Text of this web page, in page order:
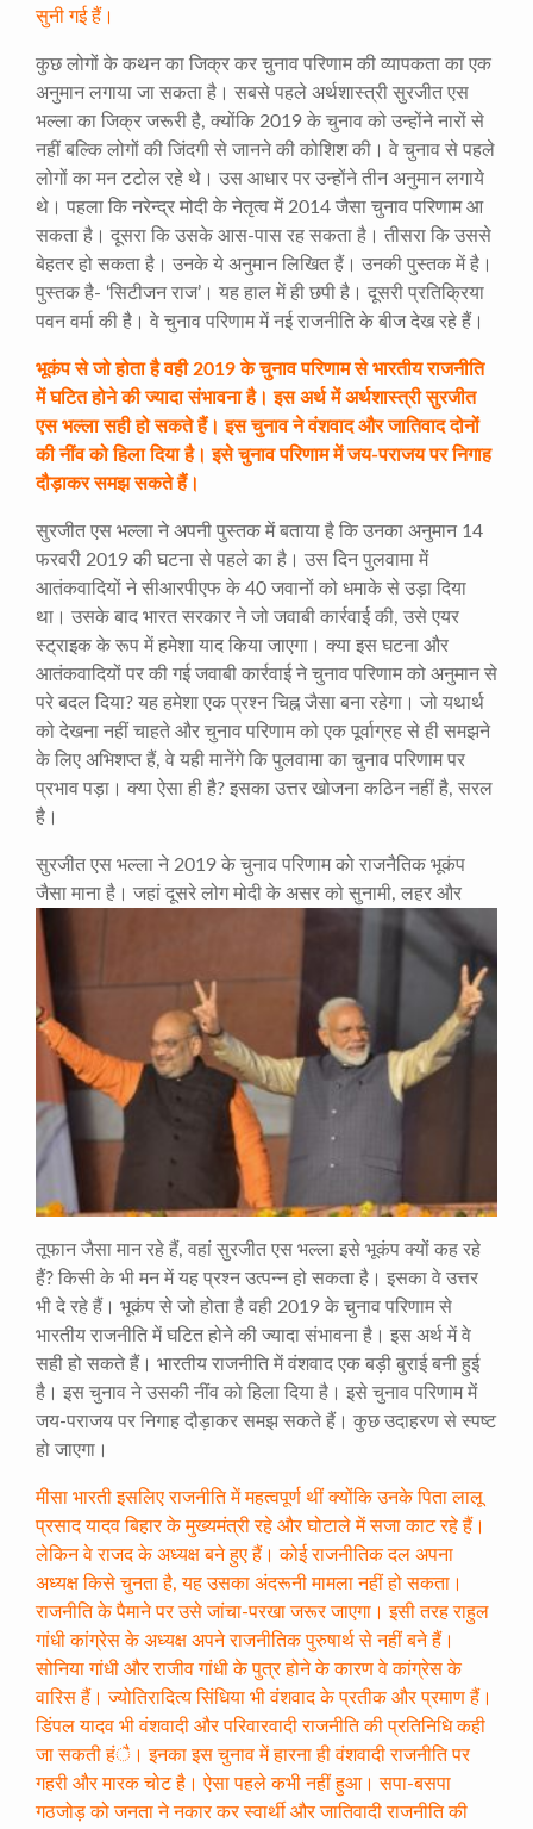
सुनी गई हैं।
कुछ लोगों के कथन का जिक्र कर चुनाव परिणाम की व्यापकता का एक
अनुमान लगाया जा सकता है। सबसे पहले अर्थशास्त्री सुरजीत एस
भल्ला का जिक्र जरूरी है, क्योंकि 2019 के चुनाव को उन्होंने नारों से
नहीं बल्कि लोगों की जिंदगी से जानने की कोशिश की। वे चुनाव से पहले
लोगों का मन टटोल रहे थे। उस आधार पर उन्होंने तीन अनुमान लगाये
थे। पहला कि नरेन्द्र मोदी के नेतृत्व में 2014 जैसा चुनाव परिणाम आ
सकता है। दूसरा कि उसके आस-पास रह सकता है। तीसरा कि उससे
बेहतर हो सकता है। उनके ये अनुमान लिखित हैं। उनकी पुस्तक में है।
पुस्तक है- ‘सिटीजन राज’। यह हाल में ही छपी है। दूसरी प्रतिक्रिया
पवन वर्मा की है। वे चुनाव परिणाम में नई राजनीति के बीज देख रहे हैं।
भूकंप से जो होता है वही2019के चुनाव परिणाम से भारतीय राजनीति
में घटित होने की ज्यादा संभावना है। इस अर्थ में अर्थशास्त्री सुरजीत
एस भल्ला सही हो सकते हैं। इस चुनाव ने वंशवाद और जातिवाद दोनों
की नींव को हिला दिया है। इसे चुनाव परिणाम में जय-पराजय पर निगाह
दौड़ाकर समझ सकते हैं।
सुरजीत एस भल्ला ने अपनी पुस्तक में बताया है कि उनका अनुमान 14
फरवरी 2019 की घटना से पहले का है। उस दिन पुलवामा में
आतंकवादियों ने सीआरपीएफ के 40 जवानों को धमाके से उड़ा दिया
था। उसके बाद भारत सरकार ने जो जवाबी कार्रवाई की, उसे एयर
स्ट्राइक के रूप में हमेशा याद किया जाएगा। क्या इस घटना और
आतंकवादियों पर की गई जवाबी कार्रवाई ने चुनाव परिणाम को अनुमान से
परे बदल दिया? यह हमेशा एक प्रश्न चिह्न जैसा बना रहेगा। जो यथार्थ
को देखना नहीं चाहते और चुनाव परिणाम को एक पूर्वाग्रह से ही समझने
के लिए अभिशप्त हैं, वे यही मानेंगे कि पुलवामा का चुनाव परिणाम पर
प्रभाव पड़ा। क्या ऐसा ही है? इसका उत्तर खोजना कठिन नहीं है, सरल
है।
सुरजीत एस भल्ला ने 2019 के चुनाव परिणाम को राजनैतिक भूकंप
जैसा माना है। जहां दूसरे लोग मोदी के असर को सुनामी, लहर और
तूफान जैसा मान रहे हैं, वहां सुरजीत एस भल्ला इसे भूकंप क्यों कह रहे
हैं? किसी के भी मन में यह प्रश्न उत्पन्न हो सकता है। इसका वे उत्तर
भी दे रहे हैं। भूकंप से जो होता है वही 2019 के चुनाव परिणाम से
भारतीय राजनीति में घटित होने की ज्यादा संभावना है। इस अर्थ में वे
सही हो सकते हैं। भारतीय राजनीति में वंशवाद एक बड़ी बुराई बनी हुई
है। इस चुनाव ने उसकी नींव को हिला दिया है। इसे चुनाव परिणाम में
जय-पराजय पर निगाह दौड़ाकर समझ सकते हैं। कुछ उदाहरण से स्पष्ट
हो जाएगा।
मीसा भारती इसलिए राजनीति में महत्वपूर्ण थीं क्योंकि उनके पिता लालू
प्रसाद यादव बिहार के मुख्यमंत्री रहे और घोटाले में सजा काट रहे हैं।
लेकिन वे राजद के अध्यक्ष बने हुए हैं। कोई राजनीतिक दल अपना
अध्यक्ष किसे चुनता है, यह उसका अंदरूनी मामला नहीं हो सकता।
राजनीति के पैमाने पर उसे जांचा-परखा जरूर जाएगा। इसी तरह राहुल
गांधी कांग्रेस के अध्यक्ष अपने राजनीतिक पुरुषार्थ से नहीं बने हैं।
सोनिया गांधी और राजीव गांधी के पुत्र होने के कारण वे कांग्रेस के
वारिस हैं। ज्योतिरादित्य सिंधिया भी वंशवाद के प्रतीक और प्रमाण हैं।
डिंपल यादव भी वंशवादी और परिवारवादी राजनीति की प्रतिनिधि कही
जा सकती हंै। इनका इस चुनाव में हारना ही वंशवादी राजनीति पर
गहरी और मारक चोट है। ऐसा पहले कभी नहीं हुआ। सपा-बसपा
गठजोड़ को जनता ने नकार कर स्वार्थी और जातिवादी राजनीति की